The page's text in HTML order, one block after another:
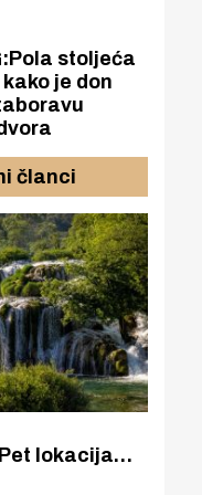
stoljeća
je don
članci
lokacija